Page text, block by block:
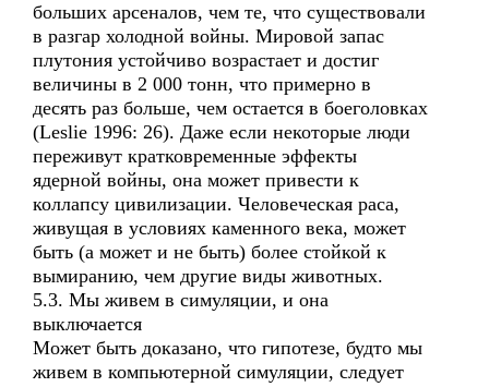
больших арсеналов, чем те, что существовали
в разгар холодной войны. Мировой запас
плутония устойчиво возрастает и достиг
величины в 2 000 тонн, что примерно в
десять раз больше, чем остается в боеголовках
(Leslie 1996: 26). Даже если некоторые люди
переживут кратковременные эффекты
ядерной войны, она может привести к
коллапсу цивилизации. Человеческая раса,
живущая в условиях каменного века, может
быть (а может и не быть) более стойкой к
вымиранию, чем другие виды животных.
5.3. Мы живем в симуляции, и она
выключается
Может быть доказано, что гипотезе, будто мы
живем в компьютерной симуляции, следует